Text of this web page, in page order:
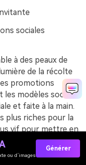
sociales
à des peaux de
de la récolte
promotions
les modèles sociaux
et faite à la main.
plus riches pour la
vif pour mettre en
d'utilisation:
subtile pour
ou d’images
Générer